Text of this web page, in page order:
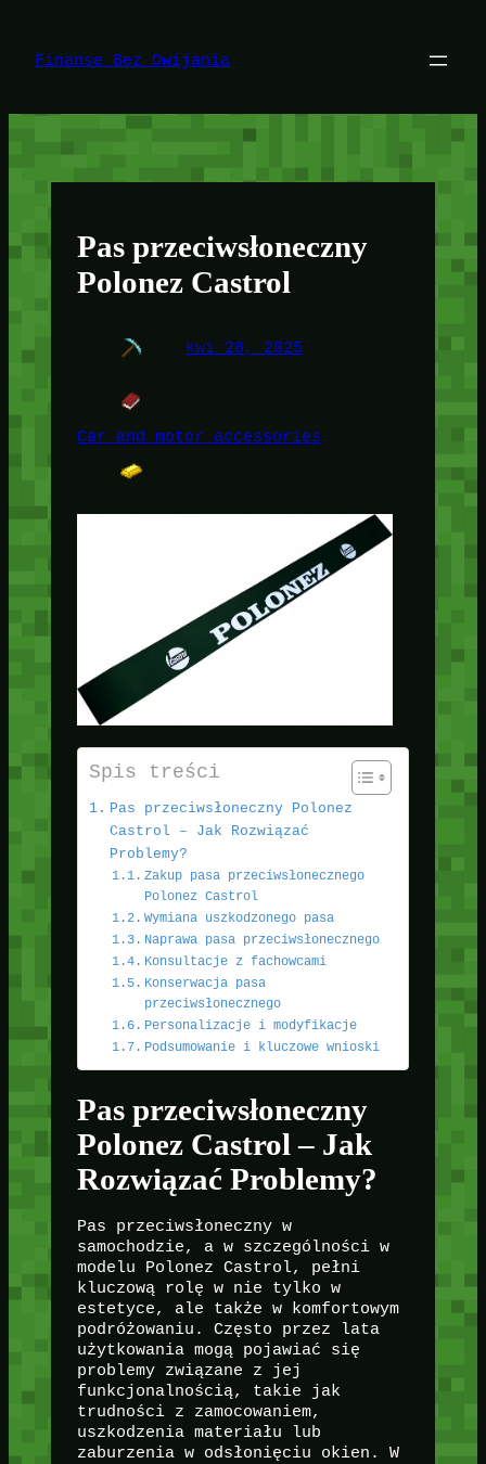
treści
Finanse Bez Owijania
Pas przeciwsłoneczny
Polonez Castrol
kwi 28, 2025
Car and motor accessories
Spis treści
Pas przeciwsłoneczny Polonez
Castrol – Jak Rozwiązać
Problemy?
Zakup pasa przeciwsłonecznego
Polonez Castrol
Wymiana uszkodzonego pasa
Naprawa pasa przeciwsłonecznego
Konsultacje z fachowcami
Konserwacja pasa
przeciwsłonecznego
Personalizacje i modyfikacje
Podsumowanie i kluczowe wnioski
Pas przeciwsłoneczny
Polonez Castrol – Jak
Rozwiązać Problemy?
Pas przeciwsłoneczny w
samochodzie, a w szczególności w
modelu Polonez Castrol, pełni
kluczową rolę w nie tylko w
estetyce, ale także w komfortowym
podróżowaniu. Często przez lata
użytkowania mogą pojawiać się
problemy związane z jej
funkcjonalnością, takie jak
trudności z zamocowaniem,
uszkodzenia materiału lub
zaburzenia w odsłonięciu okien. W